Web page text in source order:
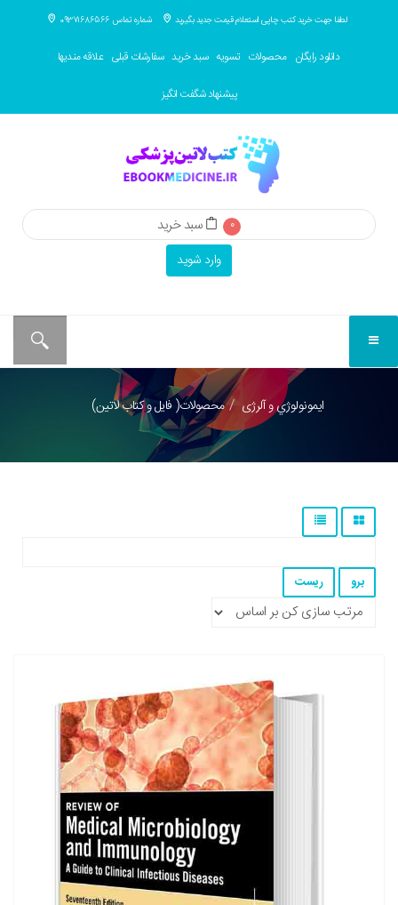
شماره تماس 09371686566 لطفا جهت خرید کتب چاپی استعلام قیمت جدید بگیرید
علاقه مندیها سفارشات قبلی سبد خرید تسویه محصولات دانلود رایگان
پیشنهاد شگفت انگیز
سبد خرید 0
وارد شوید
محصولات( فایل و کتاب لاتین) ايمونولوژي و آلرژی